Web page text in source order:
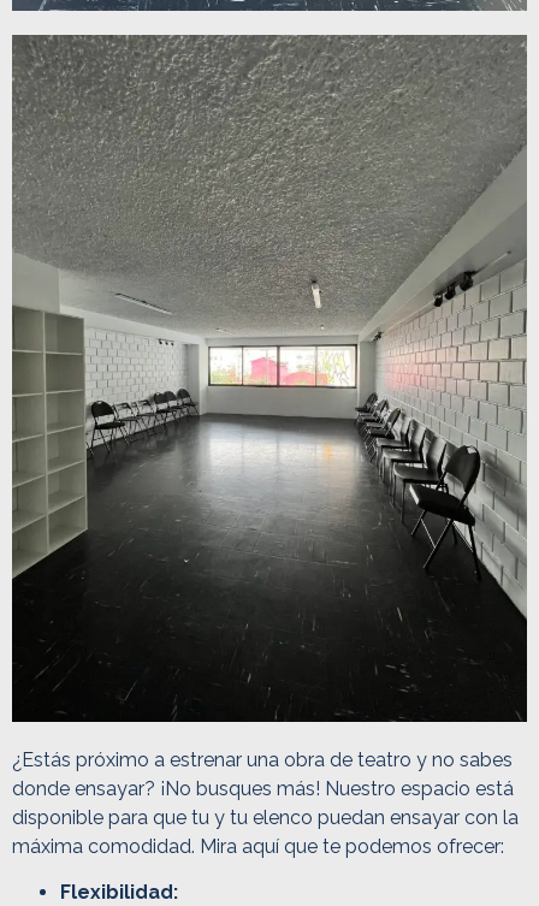
¿Estás próximo a estrenar una obra de teatro y no sabes
donde ensayar? ¡No busques más! Nuestro espacio está
disponible para que tu y tu elenco puedan ensayar con la
máxima comodidad. Mira aquí que te podemos ofrecer:
Flexibilidad: